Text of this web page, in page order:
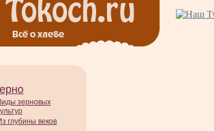
зерновых
глубины веков